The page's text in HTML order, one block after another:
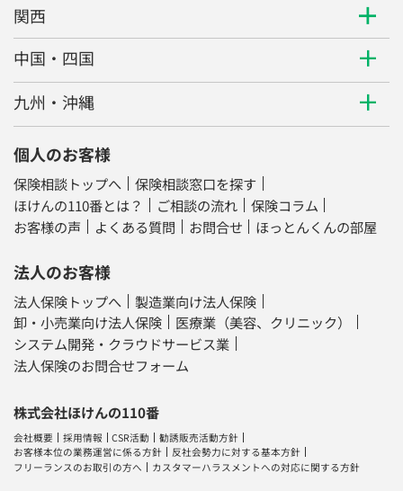
関西
中国・四国
九州・沖縄
個人のお客様
保険相談トップへ
保険相談窓口を探す
ほけんの110番とは？
ご相談の流れ
保険コラム
お客様の声
よくある質問 お問合せ ほっとんくんの部屋
法人のお客様
法人保険トップへ
製造業向け法人保険
卸・小売業向け法人保険
医療業（美容、クリニック）
システム開発・クラウドサービス業
法人保険のお問合せフォーム
株式会社ほけんの110番
会社概要 採用情報 CSR活動
勧誘販売活動方針
お客様本位の業務運営に係る方針
反社会勢力に対する基本方針
フリーランスのお取引の方へ
カスタマーハラスメントへの対応に関する方針